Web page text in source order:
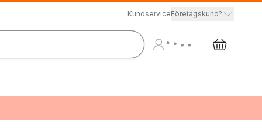
KundserviceFöretagskund?